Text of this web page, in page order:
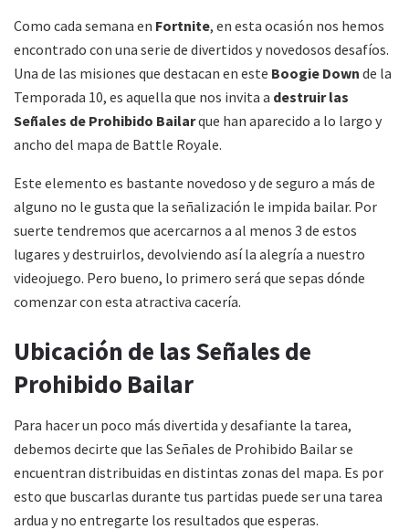
Como cada semana en Fortnite, en esta ocasión nos hemos
encontrado con una serie de divertidos y novedosos desafíos.
Una de las misiones que destacan en este Boogie Down de la
Temporada 10, es aquella que nos invita a destruir las
Señales de Prohibido Bailarque han aparecido a lo largo y
ancho del mapa de Battle Royale.
Este elemento es bastante novedoso y de seguro a más de
alguno no le gusta que la señalización le impida bailar. Por
suerte tendremos que acercarnos a al menos 3 de estos
lugares y destruirlos, devolviendo así la alegría a nuestro
videojuego. Pero bueno, lo primero será que sepas dónde
comenzar con esta atractiva cacería.
Ubicación de las Señales de
Prohibido Bailar
Para hacer un poco más divertida y desafiante la tarea,
debemos decirte que las Señales de Prohibido Bailar se
encuentran distribuidas en distintas zonas del mapa. Es por
esto que buscarlas durante tus partidas puede ser una tarea
ardua y no entregarte los resultados que esperas.